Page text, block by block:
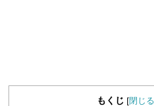
もくじ [閉じる